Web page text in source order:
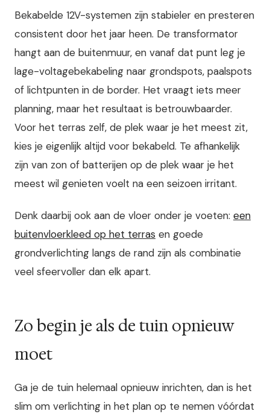
Bekabelde 12V-systemen zijn stabieler en presteren
consistent door het jaar heen. De transformator
hangt aan de buitenmuur, en vanaf dat punt leg je
lage-voltagebekabeling naar grondspots, paalspots
of lichtpunten in de border. Het vraagt iets meer
planning, maar het resultaat is betrouwbaarder.
Voor het terras zelf, de plek waar je het meest zit,
kies je eigenlijk altijd voor bekabeld. Te afhankelijk
zijn van zon of batterijen op de plek waar je het
meest wil genieten voelt na een seizoen irritant.
Denk daarbij ook aan de vloer onder je voeten: een
buitenvloerkleed op het terras en goede
grondverlichting langs de rand zijn als combinatie
veel sfeervoller dan elk apart.
Zo begin je als de tuin opnieuw
moet
Ga je de tuin helemaal opnieuw inrichten, dan is het
slim om verlichting in het plan op te nemen vóórdat